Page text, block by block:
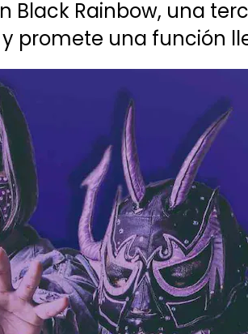
Black Rainbow, una
promete una función